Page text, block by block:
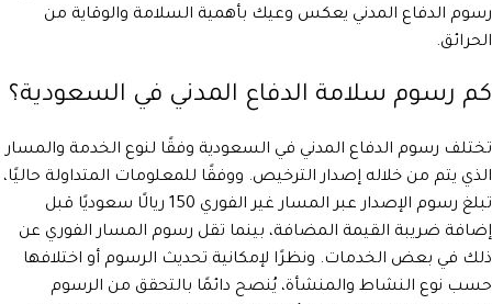
رسوم الدفاع المدني يعكس وعيك بأهمية السلامة والوقاية من
الحرائق.
كم رسوم سلامة الدفاع المدني في السعودية؟
تختلف رسوم الدفاع المدني في السعودية وفقًا لنوع الخدمة والمسار
الذي يتم من خلاله إصدار الترخيص. ووفقًا للمعلومات المتداولة حاليًا،
تبلغ رسوم الإصدار عبر المسار غير الفوري 150 ريالًا سعوديًا قبل
إضافة ضريبة القيمة المضافة، بينما تقل رسوم المسار الفوري عن
ذلك في بعض الخدمات. ونظرًا لإمكانية تحديث الرسوم أو اختلافها
حسب نوع النشاط والمنشأة، يُنصح دائمًا بالتحقق من الرسوم